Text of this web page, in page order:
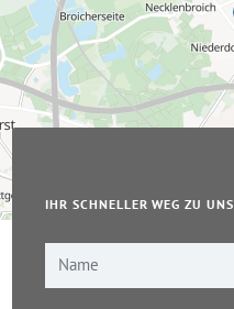
IHR SCHNELLER WEG ZU UNS